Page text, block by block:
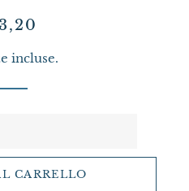
incluse.
CARRELLO